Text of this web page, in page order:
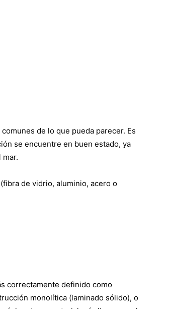
de lo que pueda parecer. Es
se encuentre en buen estado, ya
de vidrio, aluminio, acero o
correctamente definido como
monolítica (laminado sólido), o